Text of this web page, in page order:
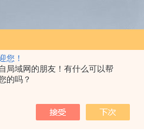
您！
局域网的朋友！有什么可以帮
的吗？
系
热门关键词：电穿